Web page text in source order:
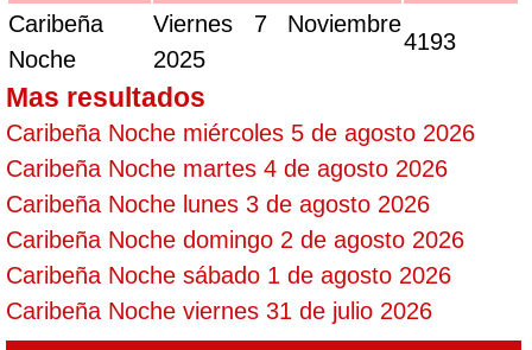
Caribeña
Noche
Viernes 7 Noviembre
2025
4193
Mas resultados
Caribeña Noche miércoles 5 de agosto 2026
Caribeña Noche martes 4 de agosto 2026
Caribeña Noche lunes 3 de agosto 2026
Caribeña Noche domingo 2 de agosto 2026
Caribeña Noche sábado 1 de agosto 2026
Caribeña Noche viernes 31 de julio 2026